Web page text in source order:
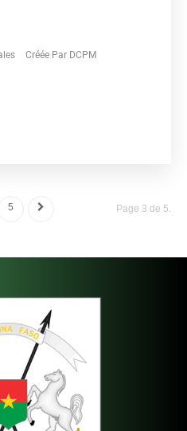
Créée Par DCPM
Page 3 de 5.
5